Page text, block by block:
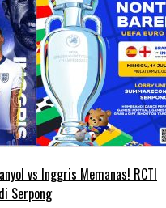
vs Inggris Memanas! RCTI
Serpong